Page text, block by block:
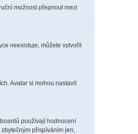
možnost přepnout mezi
neexistuje, můžete vytvořit
Avatar si mohou nastavit
používají hodnocení
přispíváním jen,